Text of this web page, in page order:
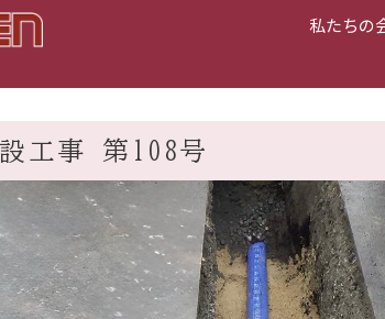
私たちの
工事 第108号